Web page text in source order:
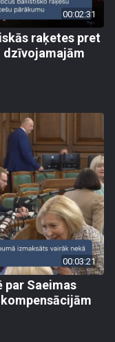
00:02:31
raķetes pret
00:03:21
par Saeimas